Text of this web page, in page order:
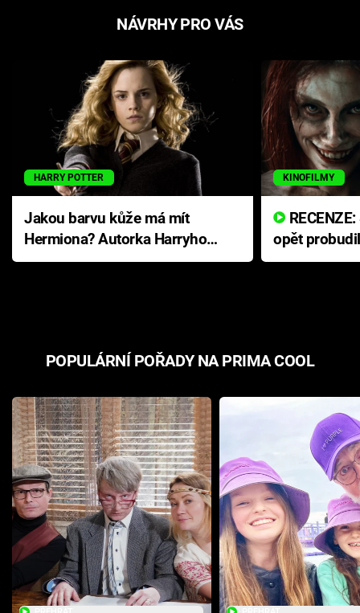
NÁVRHY PRO VÁS
HARRY POTTER
Jakou barvu kůže má mít
Hermiona? Autorka Harryho
Pottera přišla s ráznou
KINOFILMY
opět
přichází s
POPULÁRNÍ POŘADY NA PRIMA COOL